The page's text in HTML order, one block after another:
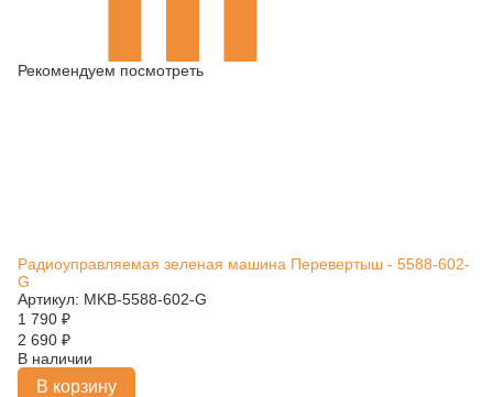
Рекомендуем посмотреть
Радиоуправляемая зеленая машина Перевертыш - 5588-602-
G
Артикул: MKB-5588-602-G
1 790 ₽
2 690 ₽
В наличии
В корзину